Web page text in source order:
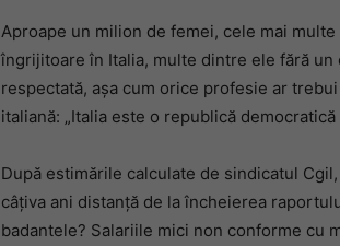
Aproape un milion de femei, cele mai
îngrijitoare în Italia, multe dintre ele fără
respectată, așa cum orice profesie ar
italiană: „Italia este o republică
După estimările calculate de sindicatul
câțiva ani distanță de la încheierea
badantele? Salariile mici non conforme cu